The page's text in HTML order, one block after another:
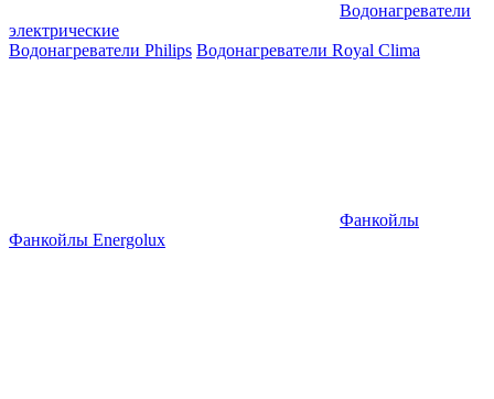
Водонагреватели
электрические
Водонагреватели Philips Водонагреватели Royal Clima
Фанкойлы
Фанкойлы Energolux